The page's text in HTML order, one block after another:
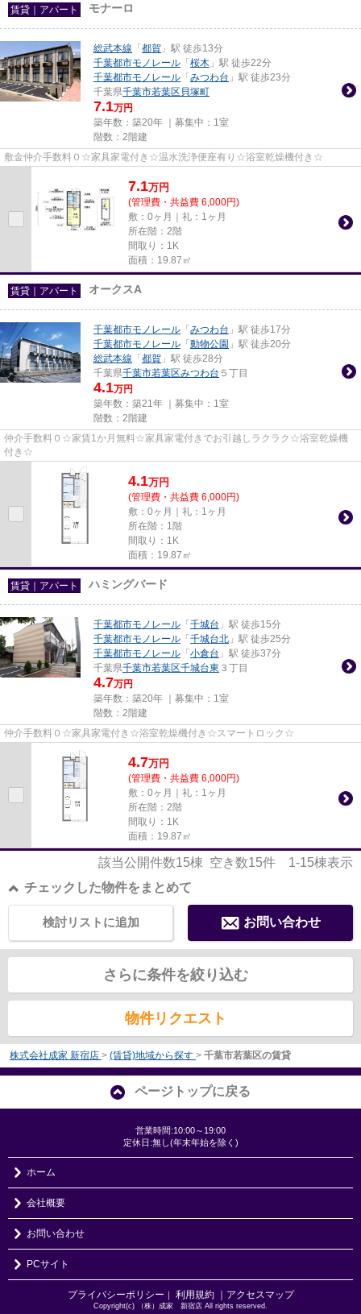
賃貸｜アパート モナーロ
総武本線 「 都賀 」駅 徒歩13分
千葉都市モノレール 「 桜木 」駅 徒歩22分
千葉都市モノレール 「 みつわ台 」駅 徒歩23分
千葉県千葉市若葉区 貝塚町
7.1万円
築年数：築20年 ｜募集中： 1室
階数：2階建
敷金仲介手数料０☆家具家電付き☆温水洗浄便座有り☆浴室乾燥機付き☆
7.1万円
(管理費・共益費 6,000円)
敷：0ヶ月｜礼：1ヶ月
所在階：2階
間取り：1K
面積：19.87㎡
賃貸｜アパート オークスA
千葉都市モノレール 「 みつわ台 」駅 徒歩17分
千葉都市モノレール 「 動物公園 」駅 徒歩20分
総武本線 「 都賀 」駅 徒歩28分
千葉県千葉市若葉区みつわ台 ５丁目
4.1万円
築年数：築21年 ｜募集中： 1室
階数：2階建
仲介手数料０☆家賃1か月無料☆家具家電付きでお引越しラクラク☆浴室乾燥機
付き☆
4.1万円
(管理費・共益費 6,000円)
敷：0ヶ月｜礼：1ヶ月
所在階：1階
間取り：1K
面積：19.87㎡
賃貸｜アパート ハミングバード
千葉都市モノレール 「 千城台 」駅 徒歩15分
千葉都市モノレール 「 千城台北 」駅 徒歩25分
千葉都市モノレール 「 小倉台 」駅 徒歩37分
千葉県千葉市若葉区千城台東 ３丁目
4.7万円
築年数：築20年 ｜募集中： 1室
階数：2階建
仲介手数料０☆家具家電付き☆浴室乾燥機付き☆スマートロック☆
4.7万円
(管理費・共益費 6,000円)
敷：0ヶ月｜礼：1ヶ月
所在階：2階
間取り：1K
面積：19.87㎡
該当公開件数15棟 空き数15件 1-15棟表示
チェックした物件をまとめて
お問い合わせ
検討リストに追加
さらに条件を絞り込む
物件リクエスト
株式会社成家 新宿店 > (賃貸)地域から探す > 千葉市若葉区の賃貸
ページトップに戻る
営業時間:10:00～19:00
定休日:無し(年末年始を除く)
ホーム
会社概要
お問い合わせ
PCサイト
プライバシーポリシー ｜ 利用規約 ｜アクセスマップ
Copyright(c) （株）成家 新宿店 All rights reserved.